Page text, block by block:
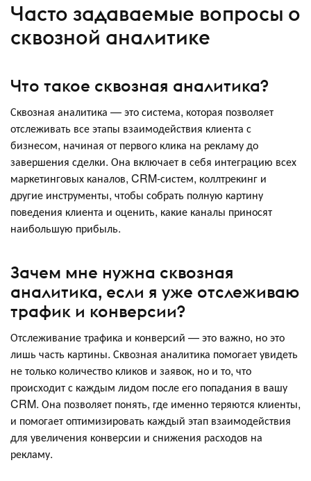
Часто задаваемые вопросы о
сквозной аналитике
Что такое сквозная аналитика?
Сквозная аналитика — это система, которая позволяет
отслеживать все этапы взаимодействия клиента с
бизнесом, начиная от первого клика на рекламу до
завершения сделки. Она включает в себя интеграцию всех
маркетинговых каналов, CRM-систем, коллтрекинг и
другие инструменты, чтобы собрать полную картину
поведения клиента и оценить, какие каналы приносят
наибольшую прибыль.
Зачем мне нужна сквозная
аналитика, если я уже отслеживаю
трафик и конверсии?
Отслеживание трафика и конверсий — это важно, но это
лишь часть картины. Сквозная аналитика помогает увидеть
не только количество кликов и заявок, но и то, что
происходит с каждым лидом после его попадания в вашу
CRM. Она позволяет понять, где именно теряются клиенты,
и помогает оптимизировать каждый этап взаимодействия
для увеличения конверсии и снижения расходов на
рекламу.